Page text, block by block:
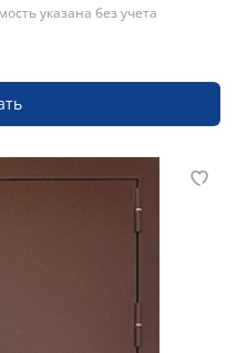
указана без учета